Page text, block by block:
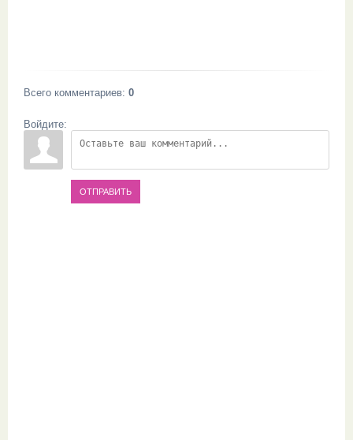
Всего комментариев: 0
Войдите:
ОТПРАВИТЬ